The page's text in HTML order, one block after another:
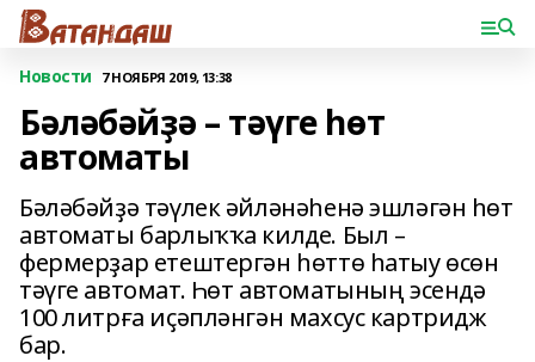
Новости 7 НОЯБРЯ 2019, 13:38
Бәләбәйҙә – тәүге һөт
автоматы
Бәләбәйҙә тәүлек әйләнәһенә эшләгән һөт
автоматы барлыҡҡа килде. Был –
фермерҙар етештергән һөттө һатыу өсөн
тәүге автомат. Һөт автоматының эсендә
100 литрға иҫәпләнгән махсус картридж
бар.